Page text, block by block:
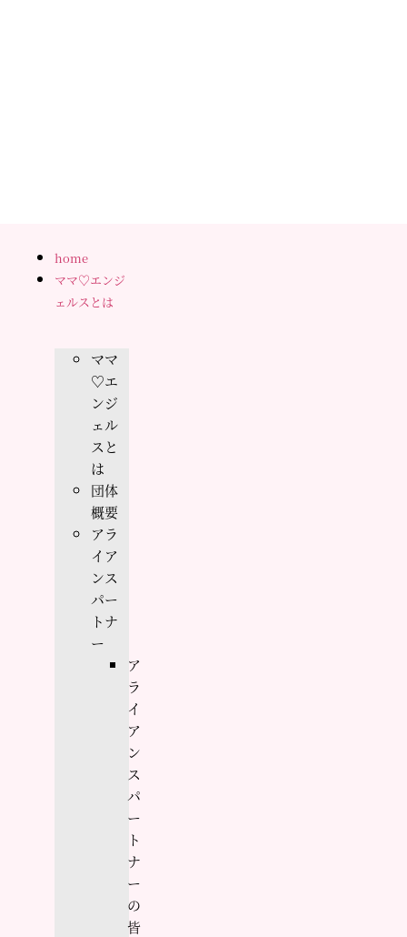
home
ママ♡エンジ
ェルスとは
ママ
♡エ
ンジ
ェル
スと
は
団体
概要
アラ
イア
ンス
パー
トナ
ー
ア
ラ
イ
ア
ン
ス
パ
ー
ト
ナ
ー
の
皆